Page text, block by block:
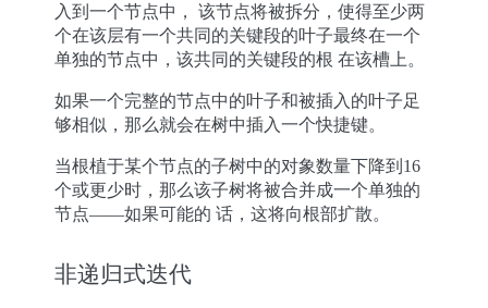
入到一个节点中， 该节点将被拆分，使得至少两
个在该层有一个共同的关键段的叶子最终在一个
单独的节点中，该共同的关键段的根 在该槽上。
如果一个完整的节点中的叶子和被插入的叶子足
够相似，那么就会在树中插入一个快捷键。
当根植于某个节点的子树中的对象数量下降到16
个或更少时，那么该子树将被合并成一个单独的
节点——如果可能的 话，这将向根部扩散。
非递归式迭代